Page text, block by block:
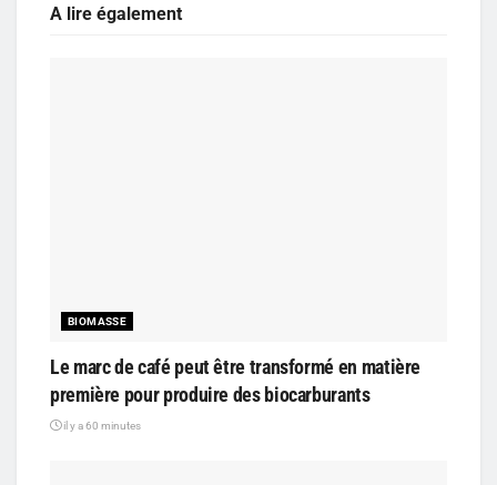
A lire également
BIOMASSE
Le marc de café peut être transformé en matière
première pour produire des biocarburants
il y a 60 minutes